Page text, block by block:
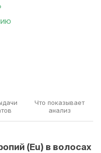
Что показывает
анализ
(Eu) в волосах